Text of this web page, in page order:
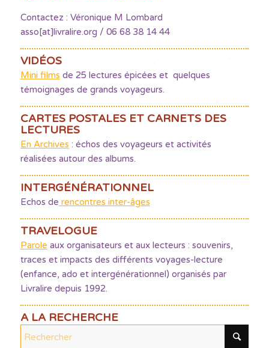
Contactez : Véronique M Lombard
asso[at]livralire.org / 06 68 38 14 44
VIDÉOS
Mini films de 25 lectures épicées et quelques
témoignages de grands voyageurs.
CARTES POSTALES ET CARNETS DES
LECTURES
En Archives : échos des voyageurs et activités
réalisées autour des albums.
INTERGÉNÉRATIONNEL
Echos de rencontres inter-âges
TRAVELOGUE
Parole aux organisateurs et aux lecteurs : souvenirs,
traces et impacts des différents voyages-lecture
(enfance, ado et intergénérationnel) organisés par
Livralire depuis 1992.
A LA RECHERCHE